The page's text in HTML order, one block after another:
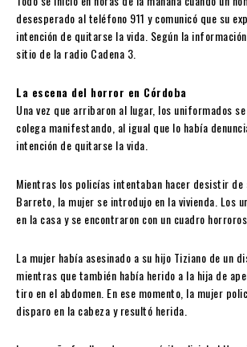
desesperado al teléfono 911 y comunicó que su
intención de quitarse la vida. Según la
sitio de la radio Cadena 3.
La escena del horror en Córdoba
Una vez que arribaron al lugar, los uniformados
colega manifestando, al igual que lo había
intención de quitarse la vida.
Mientras los policías intentaban hacer desistir de
Barreto, la mujer se introdujo en la vivienda. Los
en la casa y se encontraron con un cuadro
La mujer había asesinado a su hijo Tiziano de un
mientras que también había herido a la hija de
tiro en el abdomen. En ese momento, la mujer
disparo en la cabeza y resultó herida.